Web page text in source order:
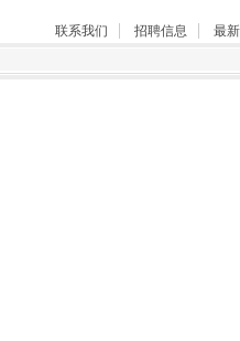
联系我们 招聘信息
最